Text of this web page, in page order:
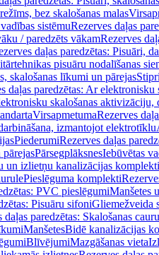
bez skalošanas malas
sistēmuRezerves daļas
/ paredzēts vākamRezerves
daļas paredzētas: Pisuāri,
pisuāru nodalīšanas
skalošanas līkumi un pārejas
daļas paredzētas: Ar
skalošanas
VirsapmetumaRezerves
izmantojot elektrotīklu
PiederumiRezerves daļas
pārejasPārsegplāksnesIebūvētas
un izlietņu kanalizācijas komplekti
Pieslēguma komplekti
PVC pieslēgumiManšetes
Pisuāru sifoniGliemežveida
daļas paredzētas: Skalošanas
ManšetesBidē kanalizācijas
BlīvējumiMazgāšanas vieta